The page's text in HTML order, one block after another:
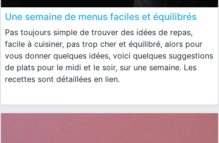
Une semaine de menus faciles et équilibrés
Pas toujours simple de trouver des idées de repas,
facile à cuisiner, pas trop cher et équilibré, alors pour
vous donner quelques idées, voici quelques suggestions
de plats pour le midi et le soir, sur une semaine. Les
recettes sont détaillées en lien.